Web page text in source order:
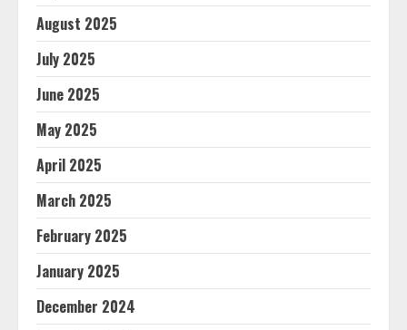
August 2025
July 2025
June 2025
May 2025
April 2025
March 2025
February 2025
January 2025
December 2024